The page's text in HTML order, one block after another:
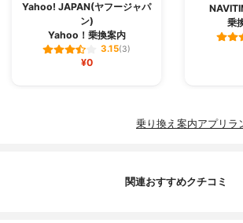
Yahoo! JAPAN(ヤフージャパ
ン)
Yahoo！乗換案内
3.15(3)
¥0
乗
乗り換え案内アプリラ
関連おすすめクチコミ